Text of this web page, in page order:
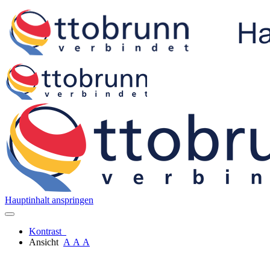
Hauptinhalt anspringen
Kontrast
Ansicht A A A